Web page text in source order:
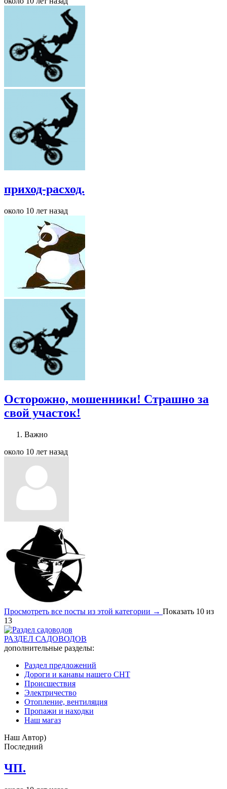
приход-расход.
около 10 лет назад
Осторожно, мошенники! Страшно за
свой участок!
Важно
около 10 лет назад
Просмотреть все посты из этой категории → Показать 10 из
13
РАЗДЕЛ САДОВОДОВ
дополнительные разделы:
Раздел предложений
Дороги и канавы нашего СНТ
Происшествия
Электричество
Отопление, вентиляция
Пропажи и находки
Наш магаз
Наш Автор)
Последний
ЧП.